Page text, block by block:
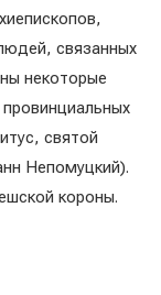
связанных
некоторые
святой
Непомуцкий).
короны.